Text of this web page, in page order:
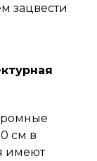
зацвести
см в
имеют